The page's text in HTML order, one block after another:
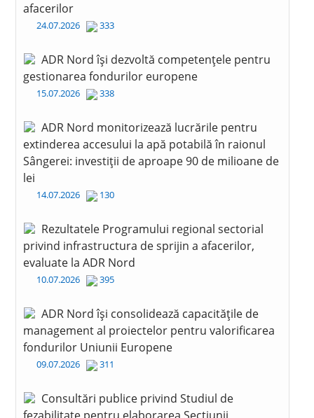
afacerilor
24.07.2026 333
ADR Nord își dezvoltă competențele pentru
gestionarea fondurilor europene
15.07.2026 338
ADR Nord monitorizează lucrările pentru
extinderea accesului la apă potabilă în raionul
Sângerei: investiții de aproape 90 de milioane de
lei
14.07.2026 130
Rezultatele Programului regional sectorial
privind infrastructura de sprijin a afacerilor,
evaluate la ADR Nord
10.07.2026 395
ADR Nord își consolidează capacitățile de
management al proiectelor pentru valorificarea
fondurilor Uniunii Europene
09.07.2026 311
Consultări publice privind Studiul de